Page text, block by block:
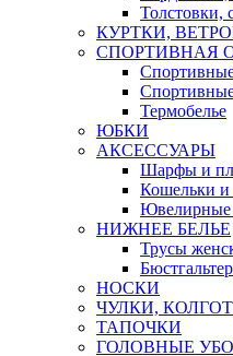
Толстовки,
КУРТКИ,
СПОРТИВНАЯ
Термобелье
ЮБКИ
AКСЕССУАРЫ
Шарфы и
Кошельки и
Ювелирные
НИЖНЕЕ БЕЛЬЕ
Трусы
НОСКИ
ЧУЛКИ,
ТАПОЧКИ
ГОЛОВНЫЕ